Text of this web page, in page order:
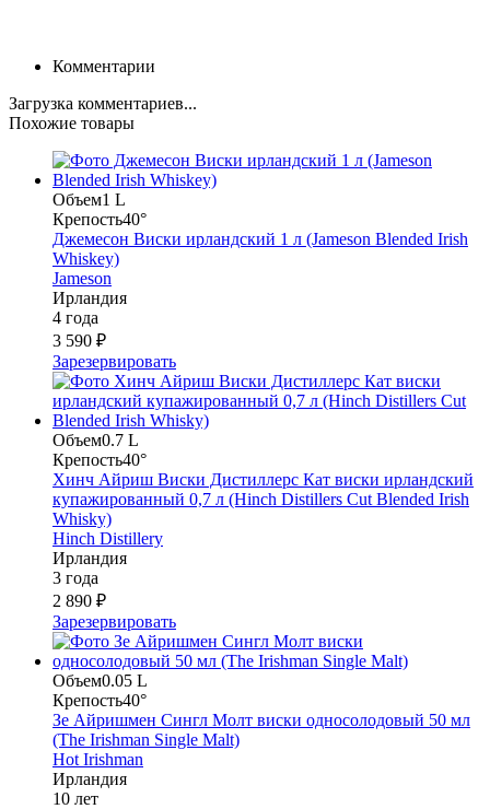
Комментарии
Загрузка комментариев...
Похожие товары
Объем1 L
Крепость40°
Джемесон Виски ирландский 1 л (Jameson Blended Irish
Whiskey)
Jameson
Ирландия
4 года
3 590 ₽
Зарезервировать
Объем0.7 L
Крепость40°
Хинч Айриш Виски Дистиллерс Кат виски ирландский
купажированный 0,7 л (Hinch Distillers Cut Blended Irish
Whisky)
Hinch Distillery
Ирландия
3 года
2 890 ₽
Зарезервировать
Объем0.05 L
Крепость40°
Зе Айришмен Сингл Молт виски односолодовый 50 мл
(The Irishman Single Malt)
Hot Irishman
Ирландия
10 лет